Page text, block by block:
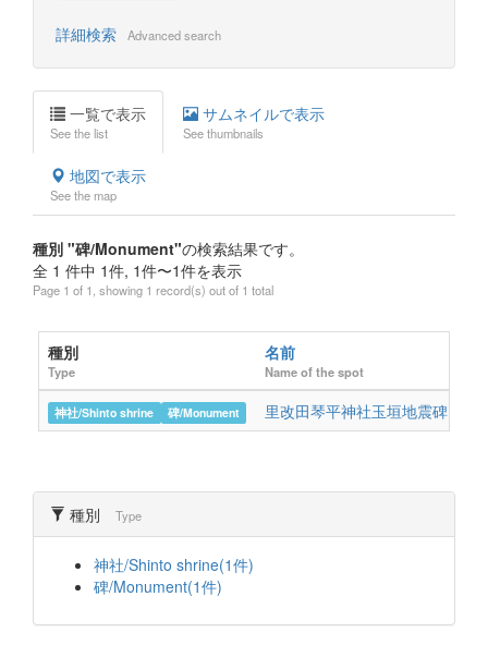
詳細検索 Advanced search
一覧で表示
See the list
サムネイルで表示
See thumbnails
地図で表示
See the map
種別 "碑/Monument"の検索結果です。
全 1 件中 1件, 1件〜1件を表示
Page 1 of 1, showing 1 record(s) out of 1 total
種別
Type
名前
Name of the spot
神社/Shinto shrine 碑/Monument 里改田琴平神社玉垣地震碑
種別 Type
神社/Shinto shrine(1件)
碑/Monument(1件)